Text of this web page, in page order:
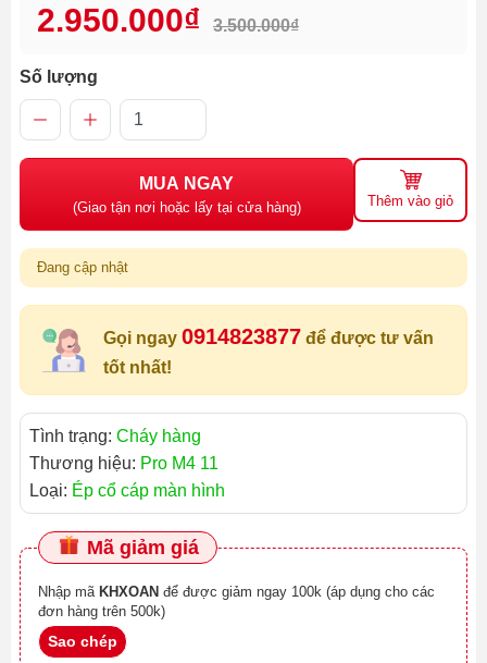
2.950.000₫ 3.500.000₫
Số lượng
MUA NGAY
(Giao tận nơi hoặc lấy tại cửa hàng) Thêm vào giỏ
Đang cập nhật
Gọi ngay 0914823877 để được tư vấn
tốt nhất!
Tình trạng: Cháy hàng
Thương hiệu: Pro M4 11
Loại: Ép cổ cáp màn hình
Mã giảm giá
Nhập mã KHXOAN
đơn hàng trên 500k)
Sao chép